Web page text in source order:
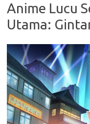
Anime Lucu
Utama: